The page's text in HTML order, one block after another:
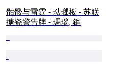
骷髅与雷霆 - 琺瑯板 - 苏联
搪瓷警告牌 - 瑪瑙, 鋼